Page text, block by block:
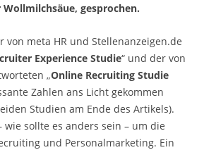
gesprochen.
von meta HR und Stellenanzeigen.de
Experience Studie“ und der von
„Online Recruiting Studie
Zahlen ans Licht gekommen
Studien am Ende des Artikels).
wie sollte es anders sein – um die
und Personalmarketing. Ein